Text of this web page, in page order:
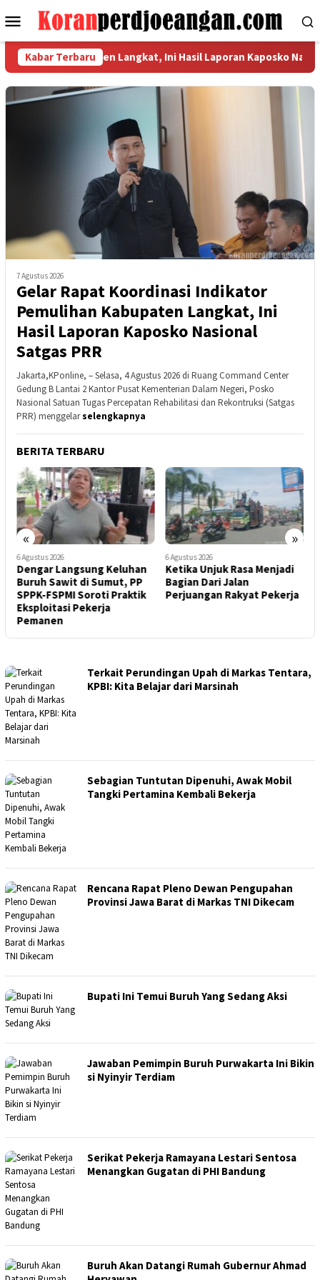
ke
Menu
Mobile
Kabar Terbaru
Kabupaten Langkat, Ini Hasil Laporan Kaposko Nasional
7 Agustus 2026
Gelar Rapat Koordinasi Indikator
Pemulihan Kabupaten Langkat, Ini
Hasil Laporan Kaposko Nasional
Satgas PRR
Jakarta,KPonline, – Selasa, 4 Agustus 2026 di Ruang Command Center
Gedung B Lantai 2 Kantor Pusat Kementerian Dalam Negeri, Posko
Nasional Satuan Tugas Percepatan Rehabilitasi dan Rekontruksi (Satgas
PRR) menggelarselengkapnya
BERITA TERBARU
« »
6 Agustus 2026
Dengar Langsung Keluhan
Buruh Sawit di Sumut, PP
SPPK-FSPMI Soroti Praktik
Eksploitasi Pekerja
Pemanen
6 Agustus 2026
Ketika Unjuk Rasa Menjadi
Bagian Dari Jalan
Perjuangan Rakyat Pekerja
KPONLINE
Terkait Perundingan Upah di Markas Tentara,
KPBI: Kita Belajar dari Marsinah
Sebagian Tuntutan Dipenuhi, Awak Mobil
Tangki Pertamina Kembali Bekerja
Rencana Rapat Pleno Dewan Pengupahan
Provinsi Jawa Barat di Markas TNI Dikecam
Bupati Ini Temui Buruh Yang Sedang Aksi
Jawaban Pemimpin Buruh Purwakarta Ini Bikin
si Nyinyir Terdiam
Serikat Pekerja Ramayana Lestari Sentosa
Menangkan Gugatan di PHI Bandung
Buruh Akan Datangi Rumah Gubernur Ahmad